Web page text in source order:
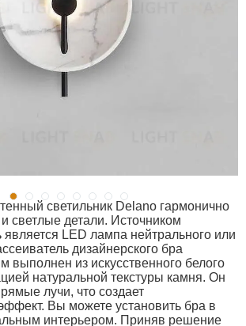
светильник Delano гармонично
светлые детали. Источником
LED лампа нейтрального или
дизайнерского бра
выполнен из искусственного белого
натуральной текстуры камня. Он
лучи, что создает
Вы можете установить бра в
интерьером. Приняв решение